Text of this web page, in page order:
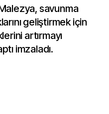
savunma
geliştirmek için
artırmayı
imzaladı.